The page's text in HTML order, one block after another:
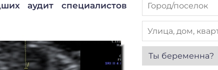
аудит специалистов